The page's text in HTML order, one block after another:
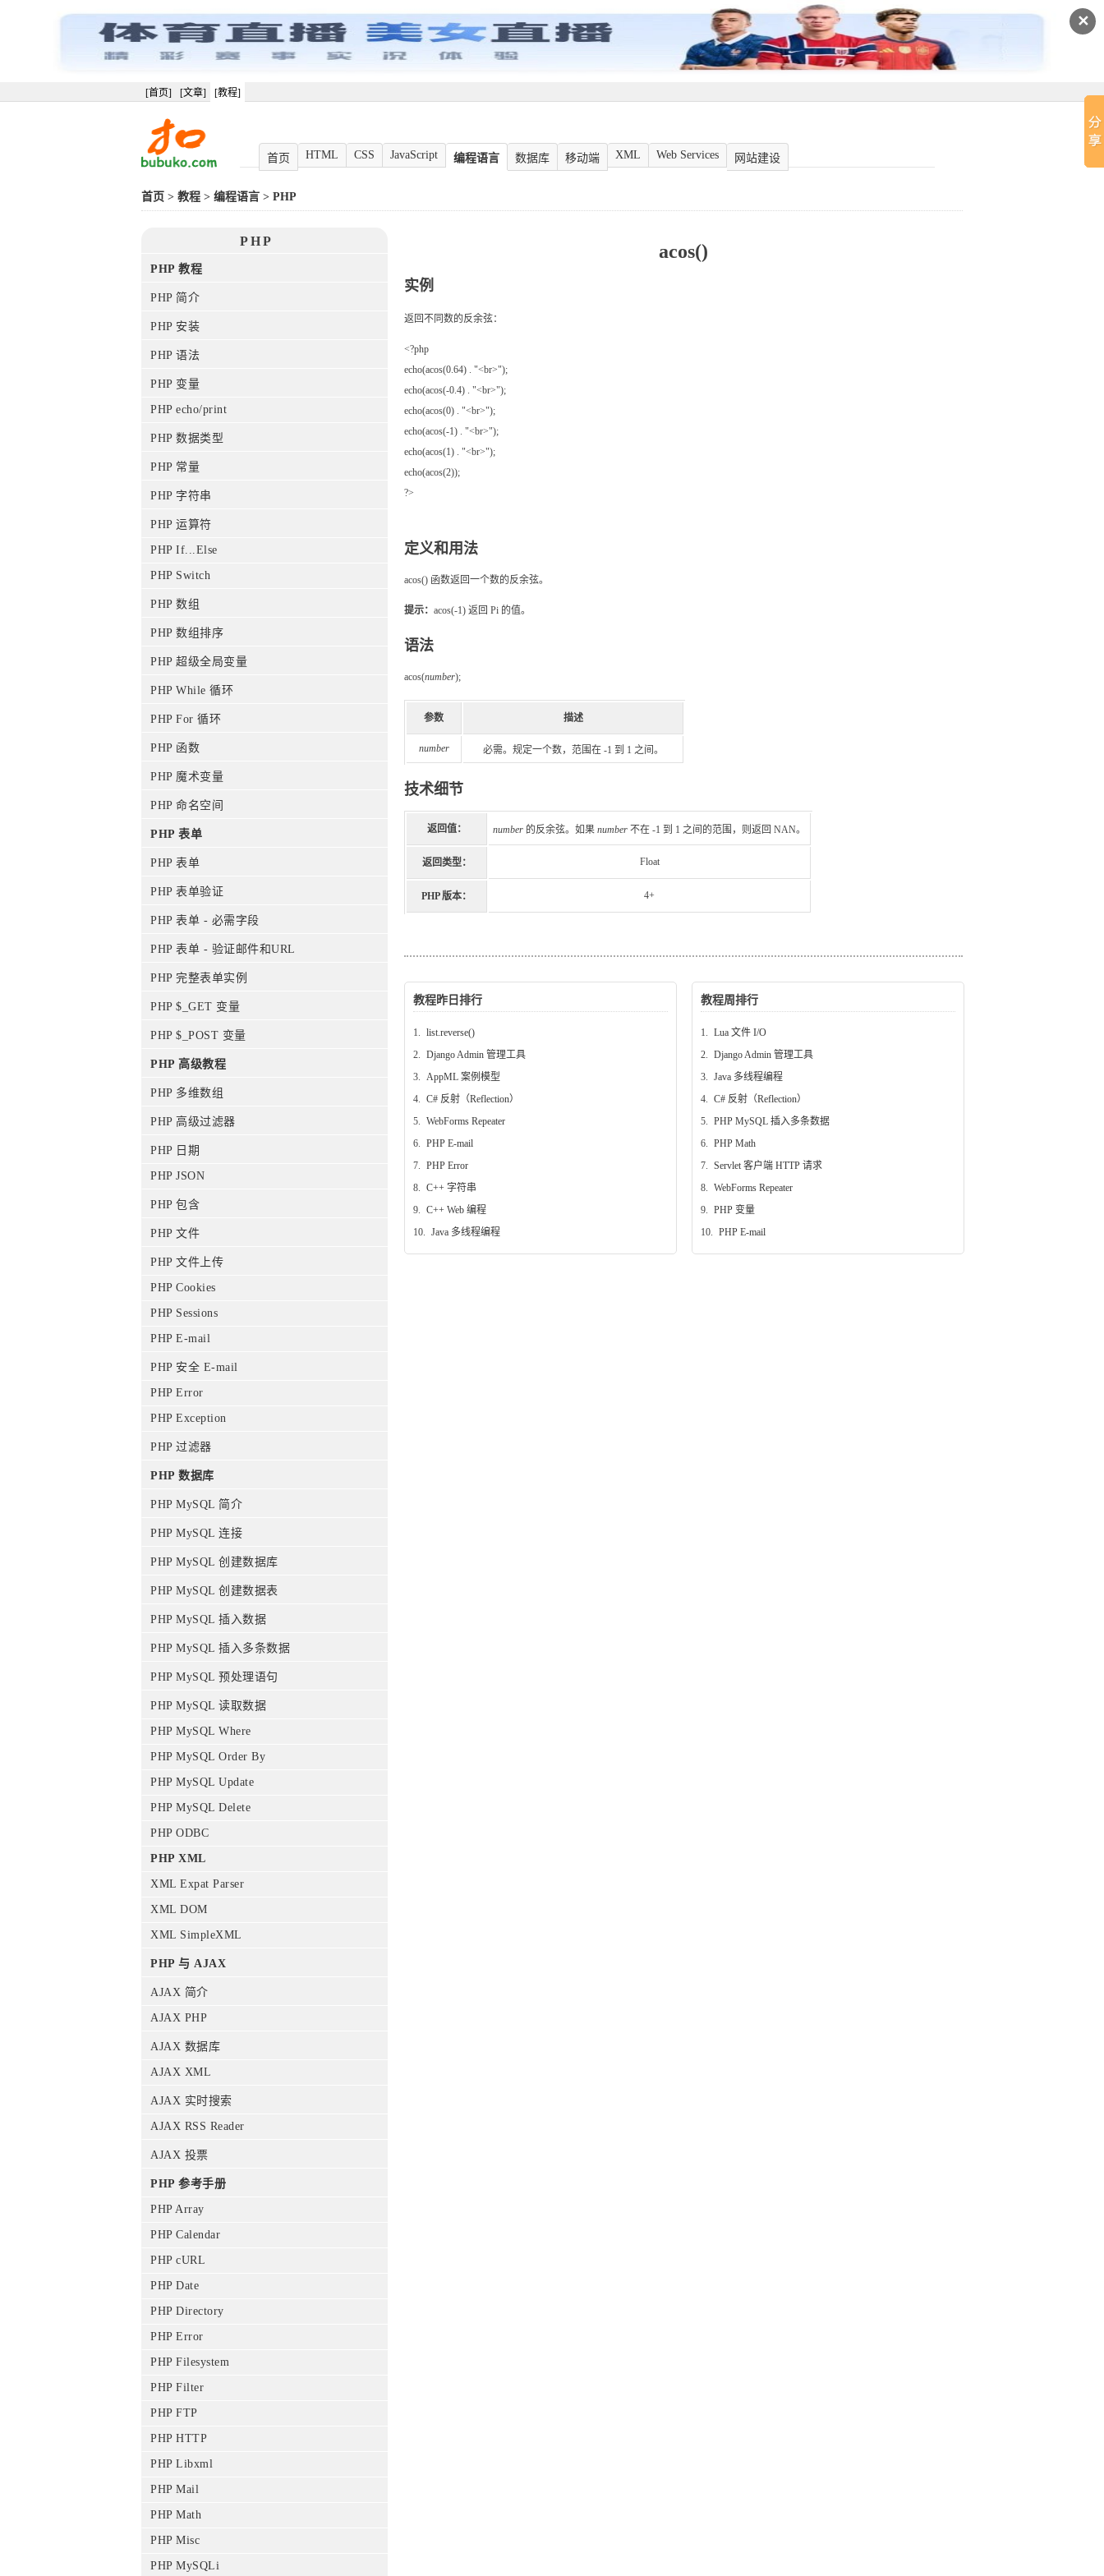
✕
[首页] [文章] [教程]
首页 HTML CSS JavaScript 编程语言 数据库 移动端 XML Web Services 网站建设
首页 > 教程 > 编程语言 > PHP
PHP
PHP 教程
PHP 简介
PHP 安装
PHP 语法
PHP 变量
PHP echo/print
PHP 数据类型
PHP 常量
PHP 字符串
PHP 运算符
PHP If...Else
PHP Switch
PHP 数组
PHP 数组排序
PHP 超级全局变量
PHP While 循环
PHP For 循环
PHP 函数
PHP 魔术变量
PHP 命名空间
PHP 表单
PHP 表单
PHP 表单验证
PHP 表单 - 必需字段
PHP 表单 - 验证邮件和URL
PHP 完整表单实例
PHP $_GET 变量
PHP $_POST 变量
PHP 高级教程
PHP 多维数组
PHP 高级过滤器
PHP 日期
PHP JSON
PHP 包含
PHP 文件
PHP 文件上传
PHP Cookies
PHP Sessions
PHP E-mail
PHP 安全 E-mail
PHP Error
PHP Exception
PHP 过滤器
PHP 数据库
PHP MySQL 简介
PHP MySQL 连接
PHP MySQL 创建数据库
PHP MySQL 创建数据表
PHP MySQL 插入数据
PHP MySQL 插入多条数据
PHP MySQL 预处理语句
PHP MySQL 读取数据
PHP MySQL Where
PHP MySQL Order By
PHP MySQL Update
PHP MySQL Delete
PHP ODBC
PHP XML
XML Expat Parser
XML DOM
XML SimpleXML
PHP 与 AJAX
AJAX 简介
AJAX PHP
AJAX 数据库
AJAX XML
AJAX 实时搜索
AJAX RSS Reader
AJAX 投票
PHP 参考手册
PHP Array
PHP Calendar
PHP cURL
PHP Date
PHP Directory
PHP Error
PHP Filesystem
PHP Filter
PHP FTP
PHP HTTP
PHP Libxml
PHP Mail
PHP Math
PHP Misc
PHP MySQLi
acos()
实例
返回不同数的反余弦：
<?php
echo(acos(0.64) . "<br>");
echo(acos(-0.4) . "<br>");
echo(acos(0) . "<br>");
echo(acos(-1) . "<br>");
echo(acos(1) . "<br>");
echo(acos(2));
?>
定义和用法
acos() 函数返回一个数的反余弦。
提示： acos(-1) 返回 Pi 的值。
语法
acos(number);
参数 描述
number 必需。规定一个数，范围在 -1 到 1 之间。
技术细节
返回值： number 的反余弦。如果 number 不在 -1 到 1 之间的范围，则返回 NAN。
返回类型： Float
PHP 版本： 4+
教程昨日排行
1.
list.reverse()
2.
Django Admin 管理工具
3.
AppML 案例模型
4.
C# 反射（Reflection）
5.
WebForms Repeater
6.
PHP E-mail
7.
PHP Error
8.
C++ 字符串
9.
C++ Web 编程
10.
Java 多线程编程
教程周排行
1.
Lua 文件 I/O
2.
Django Admin 管理工具
3.
Java 多线程编程
4.
C# 反射（Reflection）
5.
PHP MySQL 插入多条数据
6.
PHP Math
7.
Servlet 客户端 HTTP 请求
8.
WebForms Repeater
9.
PHP 变量
10.
PHP E-mail